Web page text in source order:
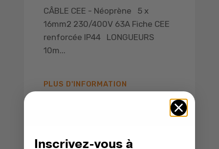
CÂBLE CEE - Néoprène 5 x
16mm2 230/400V 63A Fiche CEE
renforcée IP44 LONGUEURS
10m...
PLUS D'INFORMATION
Inscrivez-vous à